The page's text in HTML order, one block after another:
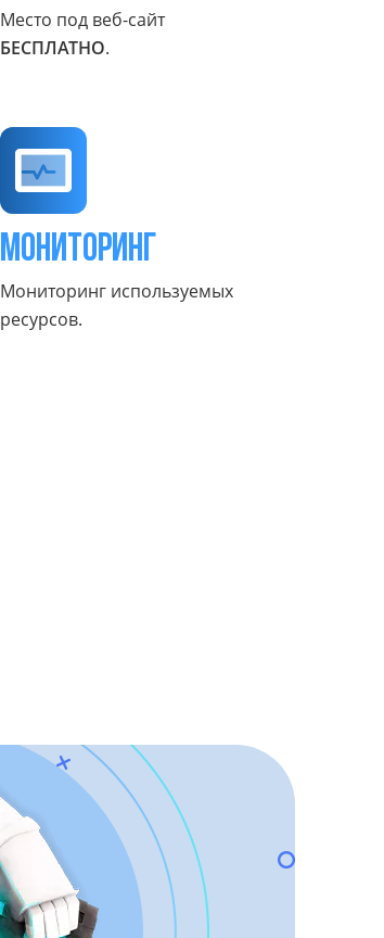
Место под веб-сайт
БЕСПЛАТНО.
Мониторинг
Мониторинг используемых
ресурсов.